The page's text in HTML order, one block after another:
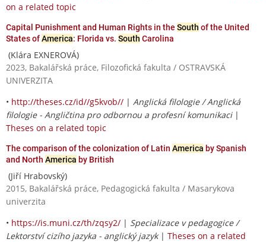
on a related topic
Capital Punishment and Human Rights in the South of the United
States ofAmerica: Florida vs. South Carolina
(Klára EXNEROVÁ)
2023, Bakalářská práce, Filozofická fakulta / OSTRAVSKÁ
UNIVERZITA
• http://theses.cz/id//g5kvob// | Anglická filologie / Anglická
filologie - Angličtina pro odbornou a profesní komunikaci|
Theses on a related topic
The comparison of the colonization of Latin America by Spanish
and North America by British
(Jiří Hrabovský)
2015, Bakalářská práce, Pedagogická fakulta / Masarykova
univerzita
• https://is.muni.cz/th/zqsy2/ | Specializace v pedagogice /
Lektorství cizího jazyka - anglický jazyk| Theses on a related